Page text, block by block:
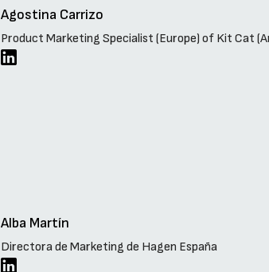
Agostina Carrizo
Product Marketing Specialist (Europe) of Kit Cat
Alba Martín
Directora de Marketing de Hagen España